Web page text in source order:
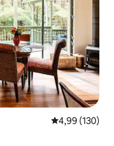
Gemiddelde
4,99 (130)